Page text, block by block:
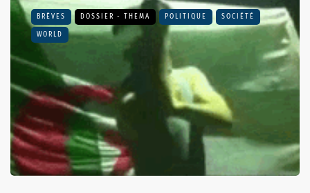
BRÈVES DOSSIER - THEMA POLITIQUE SOCIÉTÉ
WORLD